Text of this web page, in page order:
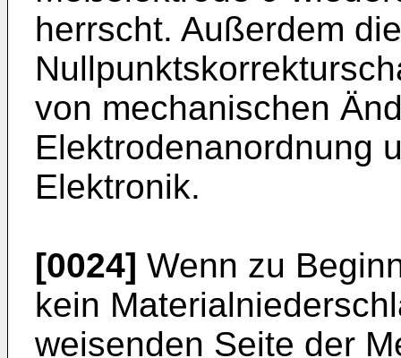
herrscht. Außerdem
von mechanischen
Elektrodenanordnung
Elektronik.
[0024] Wenn zu
kein
weisenden Seite der